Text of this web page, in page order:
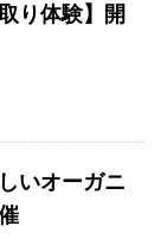
り体験】開
いオーガニ